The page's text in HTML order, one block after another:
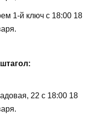
1-й ключ с 18:00 18
22 с 18:00 18